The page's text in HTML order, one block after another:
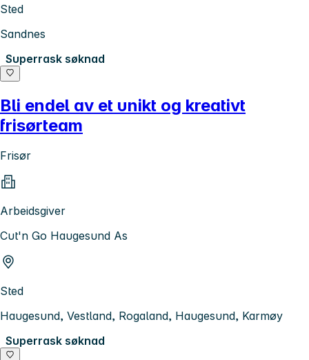
Sted
Sandnes
Superrask søknad
Bli endel av et unikt og kreativt
frisørteam
Frisør
Arbeidsgiver
Cut'n Go Haugesund As
Sted
Haugesund, Vestland, Rogaland, Haugesund, Karmøy
Superrask søknad